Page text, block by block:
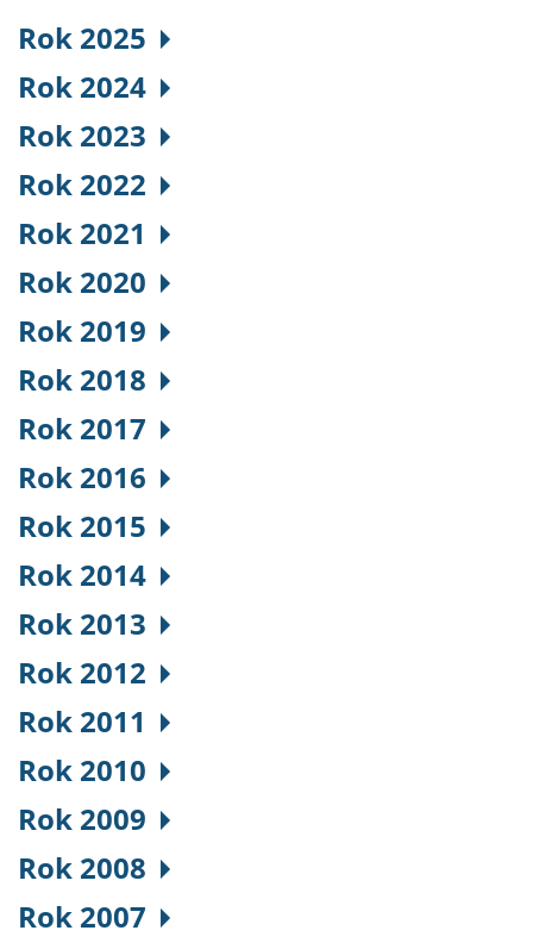
Rok 2025
Rok 2024
Rok 2023
Rok 2022
Rok 2021
Rok 2020
Rok 2019
Rok 2018
Rok 2017
Rok 2016
Rok 2015
Rok 2014
Rok 2013
Rok 2012
Rok 2011
Rok 2010
Rok 2009
Rok 2008
Rok 2007